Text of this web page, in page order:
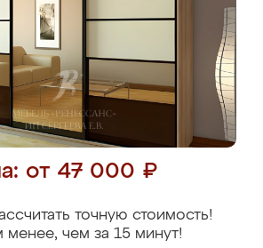
от 47 000 ₽
точную стоимость!
менее, чем за 15 минут!